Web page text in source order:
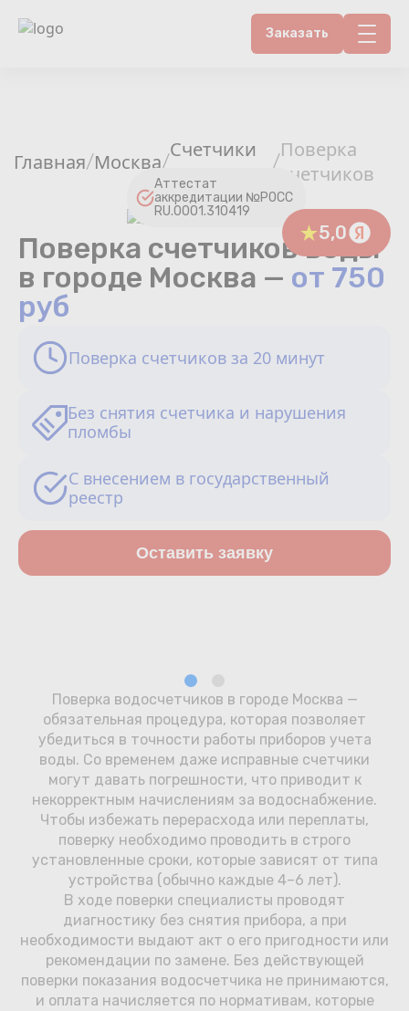
Заказать
Теплосчетчики
Услуги лаборатории
Районы
Аршин
Вопрос-ответ
Сотрудничество
Полезное
защита от мошенников
Главная/Москва/Счетчики
/Поверка
счетчиков
Аттестат
аккредитации №РОСС
RU.0001.310419
5,0
Поверка счетчиков воды
в городе Москва — от 750
руб
Поверка счетчиков за 20 минут
Без снятия счетчика и нарушения
пломбы
С внесением в государственный
реестр
Оставить заявку
Поверка водосчетчиков в городе Москва —
обязательная процедура, которая позволяет
убедиться в точности работы приборов учета
воды. Со временем даже исправные счетчики
могут давать погрешности, что приводит к
некорректным начислениям за водоснабжение.
Чтобы избежать перерасхода или переплаты,
поверку необходимо проводить в строго
установленные сроки, которые зависят от типа
устройства (обычно каждые 4–6 лет).
В ходе поверки специалисты проводят
диагностику без снятия прибора, а при
необходимости выдают акт о его пригодности или
рекомендации по замене. Без действующей
поверки показания водосчетчика не принимаются,
и оплата начисляется по нормативам, которые